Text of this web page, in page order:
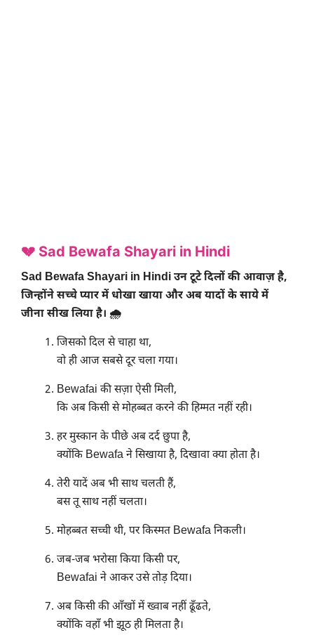
💔 Sad Bewafa Shayari in Hindi
Sad Bewafa Shayari in Hindi उन टूटे दिलों की आवाज़ है,
जिन्होंने सच्चे प्यार में धोखा खाया और अब यादों के साये में
जीना सीख लिया है। 🌧️
जिसको दिल से चाहा था,
वो ही आज सबसे दूर चला गया।
Bewafai की सज़ा ऐसी मिली,
कि अब किसी से मोहब्बत करने की हिम्मत नहीं रही।
हर मुस्कान के पीछे अब दर्द छुपा है,
क्योंकि Bewafa ने सिखाया है, दिखावा क्या होता है।
तेरी यादें अब भी साथ चलती हैं,
बस तू साथ नहीं चलता।
मोहब्बत सच्ची थी, पर किस्मत Bewafa निकली।
जब-जब भरोसा किया किसी पर,
Bewafai ने आकर उसे तोड़ दिया।
अब किसी की आँखों में ख्वाब नहीं ढूँढते,
क्योंकि वहाँ भी झूठ ही मिलता है।